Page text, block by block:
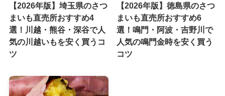
【2026年版】埼玉県のさつ
まいも直売所おすすめ4
選！川越・熊谷・深谷で人
気の川越いもを安く買うコ
ツ
【2026年版】徳島県のさつ
まいも直売所おすすめ6
選！鳴門・阿波・吉野川で
人気の鳴門金時を安く買う
コツ